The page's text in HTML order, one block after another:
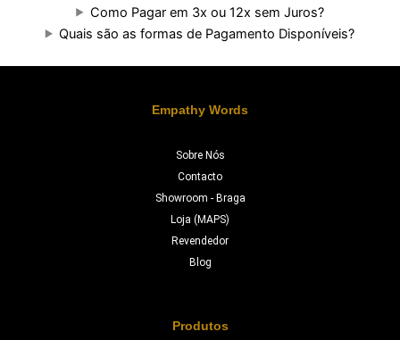
Como Pagar em 3x ou 12x sem Juros?
Quais são as formas de Pagamento Disponíveis?
Empathy Words
Sobre Nós
Contacto
Showroom - Braga
Loja (MAPS)
Revendedor
Blog
Produtos